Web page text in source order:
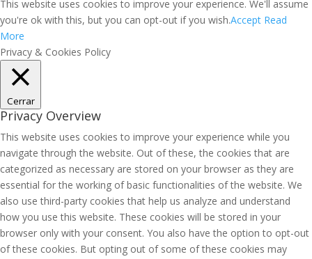
This website uses cookies to improve your experience. We'll assume
you're ok with this, but you can opt-out if you wish.Accept Read
More
Privacy & Cookies Policy
Cerrar
Privacy Overview
This website uses cookies to improve your experience while you
navigate through the website. Out of these, the cookies that are
categorized as necessary are stored on your browser as they are
essential for the working of basic functionalities of the website. We
also use third-party cookies that help us analyze and understand
how you use this website. These cookies will be stored in your
browser only with your consent. You also have the option to opt-out
of these cookies. But opting out of some of these cookies may